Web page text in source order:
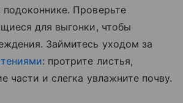
Проверьте
для выгонки, чтобы
Займитесь уходом за
: протрите листья,
части и слегка увлажните почву.